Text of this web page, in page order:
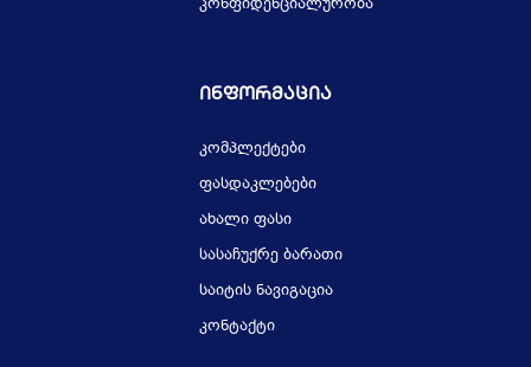
Ინფორმაცია
კომპლექტები
ფასდაკლებები
ახალი ფასი
სასაჩუქრე ბარათი
საიტის ნავიგაცია
კონტაქტი